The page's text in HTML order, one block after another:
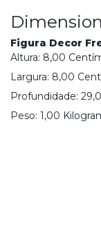
Figura Decor
Altura: 8,00
Largura: 8,00
Profundidade:
Peso: 1,00